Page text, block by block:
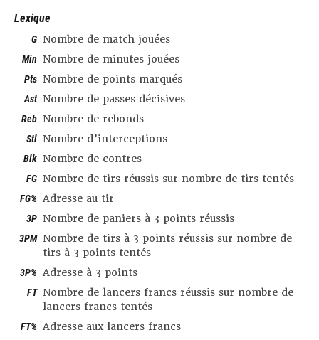
Lexique
G Nombre de match jouées
Min Nombre de minutes jouées
Pts Nombre de points marqués
Ast Nombre de passes décisives
Reb Nombre de rebonds
Stl Nombre d’interceptions
Blk Nombre de contres
FG Nombre de tirs réussis sur nombre de tirs tentés
FG% Adresse au tir
3P Nombre de paniers à 3 points réussis
3PM Nombre de tirs à 3 points réussis sur nombre de
tirs à 3 points tentés
3P% Adresse à 3 points
FT Nombre de lancers francs réussis sur nombre de
lancers francs tentés
FT% Adresse aux lancers francs